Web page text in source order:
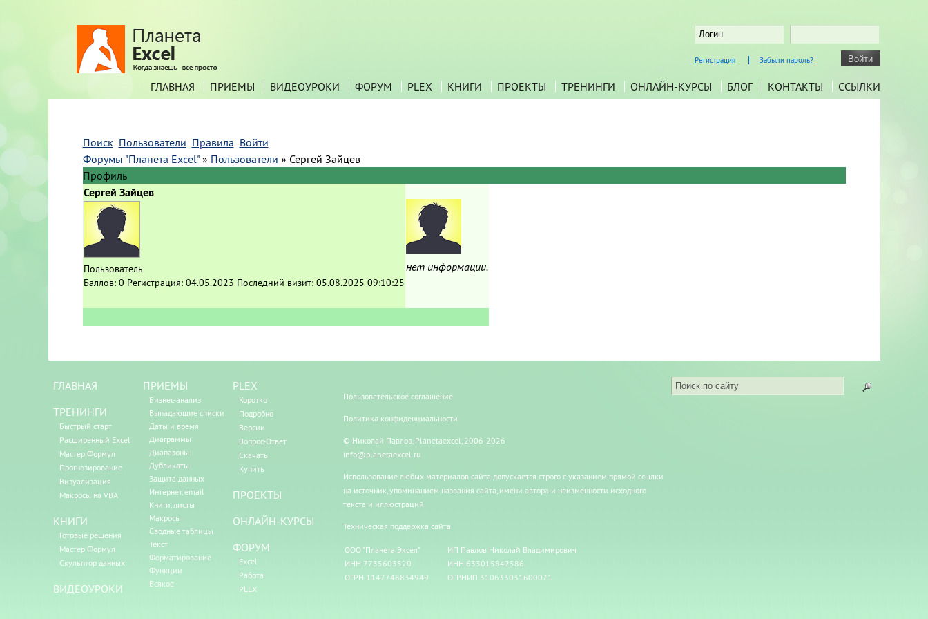
Регистрация Забыли пароль?
ГЛАВНАЯ ПРИЕМЫ ВИДЕОУРОКИ ФОРУМ PLEX КНИГИ ПРОЕКТЫ ТРЕНИНГИ ОНЛАЙН-КУРСЫ БЛОГ КОНТАКТЫ ССЫЛКИ
Поиск Пользователи Правила Войти
Форумы "Планета Excel" » Пользователи » Сергей Зайцев
Профиль
Сергей Зайцев
Пользователь
Баллов: 0 Регистрация: 04.05.2023 Последний визит: 05.08.2025 09:10:25
нет информации.
ГЛАВНАЯ
ТРЕНИНГИ
Быстрый старт
Расширенный Excel
Мастер Формул
Прогнозирование
Визуализация
Макросы на VBA
КНИГИ
Готовые решения
Мастер Формул
Скульптор данных
ВИДЕОУРОКИ
ПРИЕМЫ
Бизнес-анализ
Выпадающие списки
Даты и время
Диаграммы
Диапазоны
Дубликаты
Защита данных
Интернет, email
Книги, листы
Макросы
Сводные таблицы
Текст
Форматирование
Функции
Всякое
PLEX
Коротко
Подробно
Версии
Вопрос-Ответ
Скачать
Купить
ПРОЕКТЫ
ОНЛАЙН-КУРСЫ
ФОРУМ
Excel
Работа
PLEX
Пользовательское соглашение
Политика конфиденциальности
© Николай Павлов, Planetaexcel, 2006-2026
info@planetaexcel.ru
Использование любых материалов сайта допускается строго с указанием прямой ссылки
на источник, упоминанием названия сайта, имени автора и неизменности исходного
текста и иллюстраций.
Техническая поддержка сайта
ООО "Планета Эксел"
ИНН 7735603520
ОГРН 1147746834949
ИП Павлов Николай Владимирович
ИНН 633015842586
ОГРНИП 310633031600071